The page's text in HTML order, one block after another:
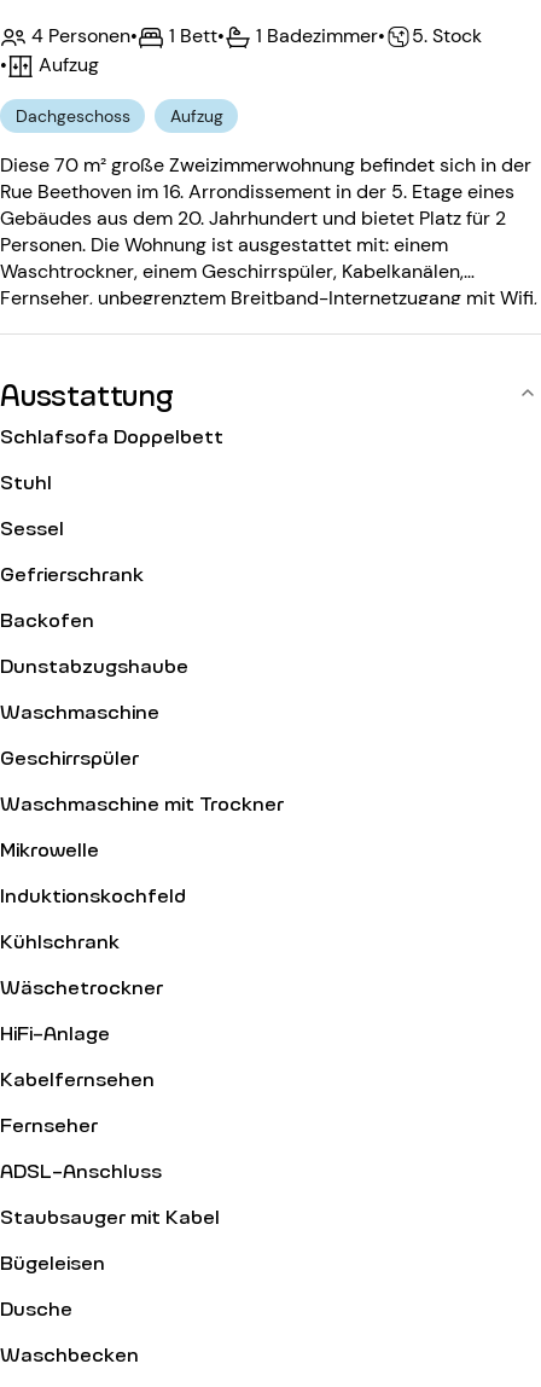
4 Personen• 1 Bett• 1 Badezimmer•
5. Stock
•
Aufzug
Dachgeschoss Aufzug
Diese 70 m² große Zweizimmerwohnung befindet sich in der
Rue Beethoven im 16. Arrondissement in der 5. Etage eines
Gebäudes aus dem 20. Jahrhundert und bietet Platz für 2
Personen. Die Wohnung ist ausgestattet mit: einem
Waschtrockner, einem Geschirrspüler, Kabelkanälen,
Fernseher, unbegrenztem Breitband-Internetzugang mit Wifi,
Eingangscode, einer Gegensprechanlage.
Ausstattung
Schlafsofa Doppelbett
Stuhl
Sessel
Gefrierschrank
Backofen
Dunstabzugshaube
Waschmaschine
Geschirrspüler
Waschmaschine mit Trockner
Mikrowelle
Induktionskochfeld
Kühlschrank
Wäschetrockner
HiFi-Anlage
Kabelfernsehen
Fernseher
ADSL-Anschluss
Staubsauger mit Kabel
Bügeleisen
Dusche
Waschbecken